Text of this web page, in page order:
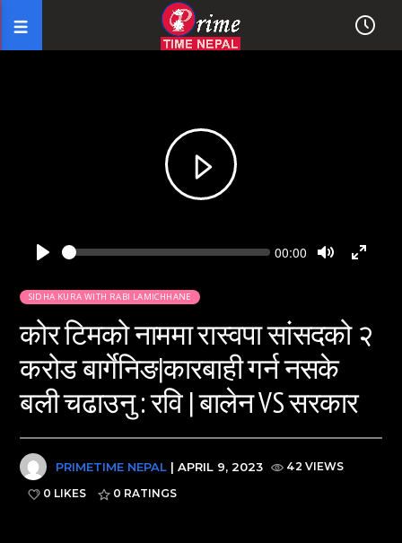
Seek Current
00:00
SIDHA KURA WITH RABI LAMICHHANE
कोर टिमको नाममा रास्वपा सांसदको २
करोड बार्गेनिङ|कारबाही गर्न नसके
बली चढाउनु : रवि | बालेन VS सरकार
PRIMETIME NEPAL | APRIL 9, 2023
42 VIEWS
0 LIKES
0 RATINGS